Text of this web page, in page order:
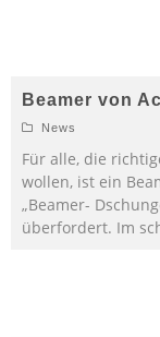
Beamer von
News
Für alle, die
wollen, ist ein
„Beamer-
überfordert. Im